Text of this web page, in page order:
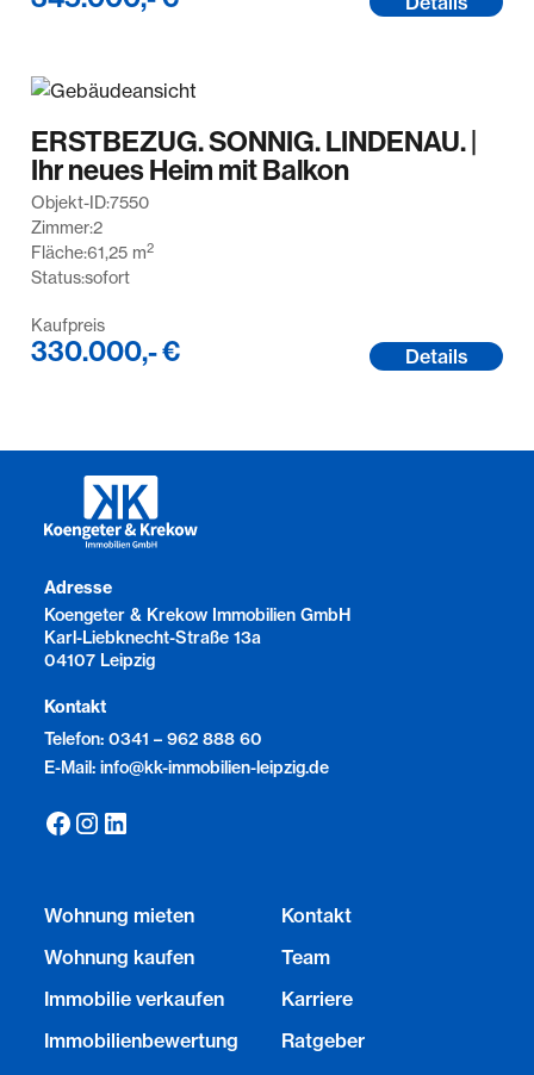
ERSTBEZUG. SONNIG. LINDENAU. |
Ihr neues Heim mit Balkon
Objekt-ID:7550
Zimmer:2
Fläche:61,25 m2
Status:sofort
Kaufpreis
330.000,- € Details
Adresse
Koengeter & Krekow Immobilien GmbH
Karl-Liebknecht-Straße 13a
04107 Leipzig
Kontakt
Telefon: 0341 – 962 888 60
E-Mail: info@kk-immobilien-leipzig.de
Wohnung mieten
Wohnung kaufen
Immobilie verkaufen
Immobilienbewertung
Kontakt
Team
Karriere
Ratgeber